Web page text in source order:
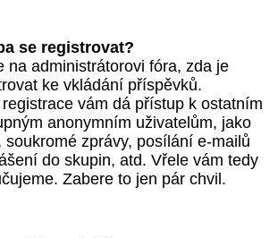
se registrovat?
na administrátorovi fóra, zda je
ke vkládání příspěvků.
vám dá přístup k ostatním
anonymním uživatelům, jako
soukromé zprávy, posílání e-mailů
do skupin, atd. Vřele vám tedy
Zabere to jen pár chvil.